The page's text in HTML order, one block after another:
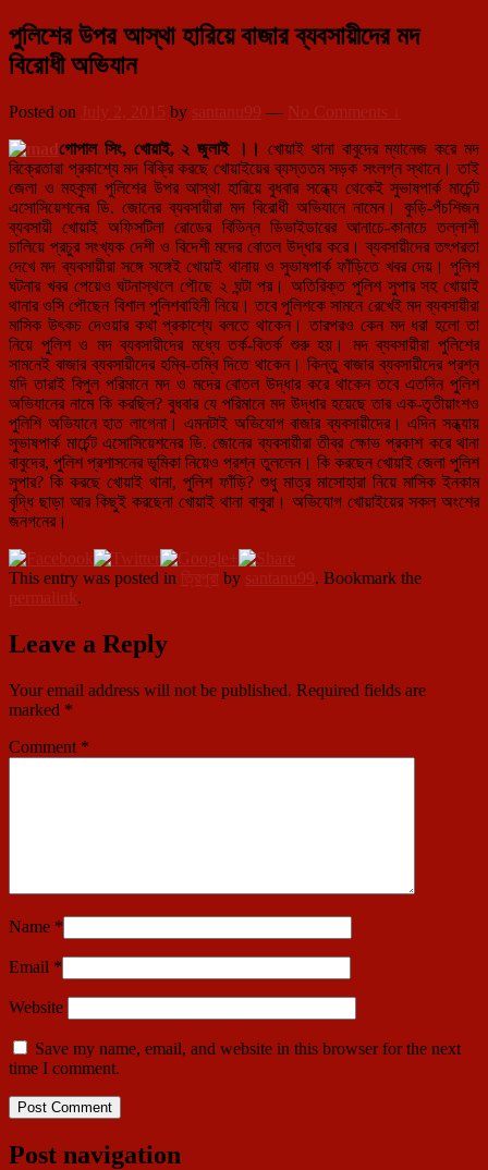
পুলিশের উপর আস্থা হারিয়ে বাজার ব্যবসায়ীদের মদ
বিরোধী অভিযান
Posted on July 2, 2015 by santanu99 — No Comments ↓
গোপাল সিং, খোয়াই, ২ জুলাই ।। খোয়াই থানা বাবুদের ম্যানেজ করে মদ
বিক্রেতারা প্রকাশ্যে মদ বিক্রি করছে খোয়াইয়ের ব্যস্ততম সড়ক সংলগ্ন স্থানে। তাই
জেলা ও মহকুমা পুলিশের উপর আস্থা হারিয়ে বুধবার সন্ধ্যে থেকেই সুভাষপার্ক মার্চেন্ট
এসোসিয়েশনের ডি. জোনের ব্যবসায়ীরা মদ বিরোধী অভিযানে নামেন। কুড়ি-পঁচশিজন
ব্যবসায়ী খোয়াই অফিসটিলা রোডের বিভিন্ন ডিভাইডারের আনাচে-কানাচে তল্লাশী
চালিয়ে প্রচুর সংখ্যক দেশী ও বিদেশী মদের বোতল উদ্ধার করে। ব্যবসায়ীদের তৎপরতা
দেখে মদ ব্যবসায়ীরা সঙ্গে সঙ্গেই খোয়াই থানায় ও সুভাষপার্ক ফাঁড়িতে খবর দেয়। পুলিশ
ঘটনার খবর পেয়েও ঘটনাস্থলে পৌছে ২ ঘন্টা পর। অতিরিক্ত পুলিশ সুপার সহ খোয়াই
থানার ওসি পৌছেন বিশাল পুলিশবাহিনী নিয়ে। তবে পুলিশকে সামনে রেখেই মদ ব্যবসায়ীরা
মাসিক উৎকচ দেওয়ার কথা প্রকাশ্যে বলতে থাকেন। তারপরও কেন মদ ধরা হলো তা
নিয়ে পুলিশ ও মদ ব্যবসায়ীদের মধ্যে তর্ক-বিতর্ক শুরু হয়। মদ ব্যবসায়ীরা পুলিশের
সামনেই বাজার ব্যবসায়ীদের হম্বি-তম্বি দিতে থাকেন। কিন্তু বাজার ব্যবসায়ীদের প্রশ্ন
যদি তারাই বিপুল পরিমানে মদ ও মদের বোতল উদ্ধার করে থাকেন তবে এতদিন পুলিশ
অভিযানের নামে কি করছিল? বুধবার যে পরিমানে মদ উদ্ধার হয়েছে তার এক-তৃতীয়াংশও
পুলিশি অভিযানে হাত লাগেনা। এমনটাই অভিযোগ বাজার ব্যবসায়ীদের। এদিন সন্ধ্যায়
সুভাষপার্ক মার্চেন্ট এসোসিয়েশনের ডি. জোনের ব্যবসায়ীরা তীব্র ক্ষোভ প্রকাশ করে থানা
বাবুদের, পুলিশ প্রশাসনের ভূমিকা নিয়েও প্রশ্ন তুললেন। কি করছেন খোয়াই জেলা পুলিশ
সুপার? কি করছে খোয়াই থানা, পুলিশ ফাঁড়ি? শুধু মাত্র মাসোহারা নিয়ে মাসিক ইনকাম
বৃদ্ধি ছাড়া আর কিছুই করছেনা খোয়াই থানা বাবুরা। অভিযোগ খোয়াইয়ের সকল অংশের
জনগনের।
This entry was posted in ত্রিপুরা by santanu99. Bookmark the
permalink.
Leave a Reply
Your email address will not be published. Required fields are
marked *
Comment *
Name *
Email *
Website
Save my name, email, and website in this browser for the next
time I comment.
Post navigation